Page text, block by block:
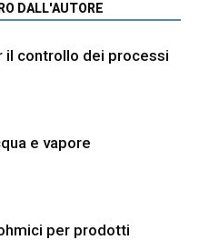
DALL'AUTORE
il controllo dei processi
e vapore
per prodotti